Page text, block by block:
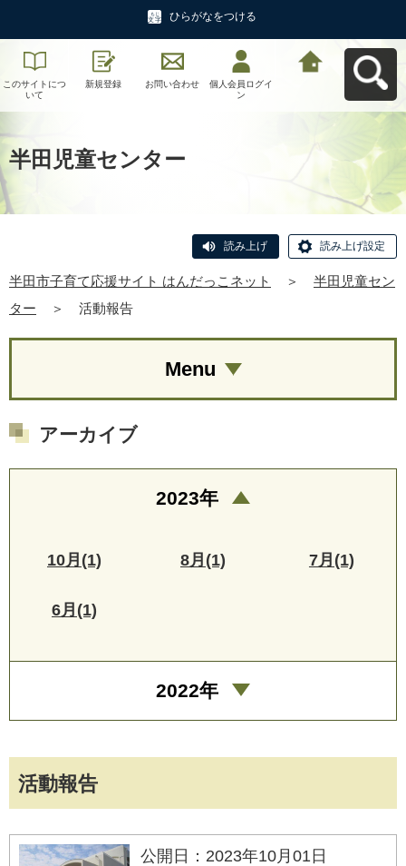
ひらがなをつける
このサイトにつ
いて
新規登録 お問い合わせ
個人会員ログイ
ン
半田児童センター
読み上げ 読み上げ設定
半田市子育て応援サイト はんだっこネット ＞
半田児童セン
ター
＞ 活動報告
活動報告
公開日：2023年10月01日
Menu
アーカイブ
2023年
10月(1) 8月(1) 7月(1)
6月(1)
2022年